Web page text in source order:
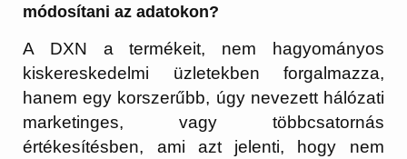
módosítani az adatokon?
A DXN a termékeit, nem hagyományos
kiskereskedelmi üzletekben forgalmazza,
hanem egy korszerűbb, úgy nevezett hálózati
marketinges, vagy többcsatornás
értékesítésben, ami azt jelenti, hogy nem